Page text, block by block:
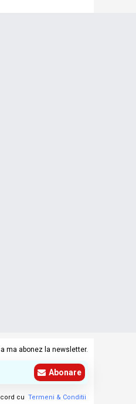
ma abonez la newsletter.
Abonare
cu Termeni & Conditii